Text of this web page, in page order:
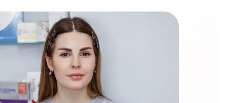
врачом-
проведении
удалении